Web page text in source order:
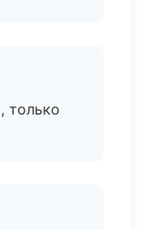
только